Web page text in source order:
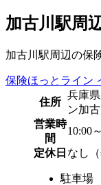
加古川駅周
加古川駅周辺の保
保険ほっとライン
住所
兵庫
ン加
営業時
間
10:00
定休日 なし
駐車場